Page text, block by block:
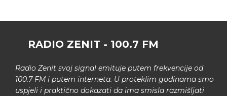
RADIO ZENIT - 100.7 FM
Radio Zenit svoj signal emituje putem frekvencije od
100.7 FM i putem interneta. U proteklim godinama smo
uspjeli i praktično dokazati da ima smisla razmišljati